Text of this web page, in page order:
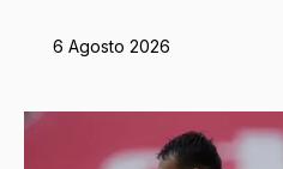
6 Agosto 2026